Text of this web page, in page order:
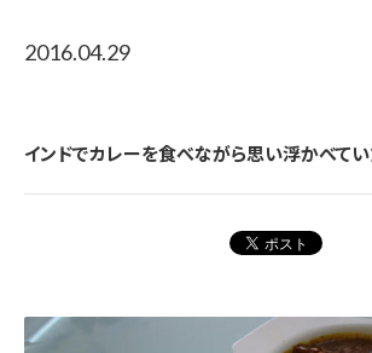
2016.04.29
インドでカレーを食べながら思い浮かべてい